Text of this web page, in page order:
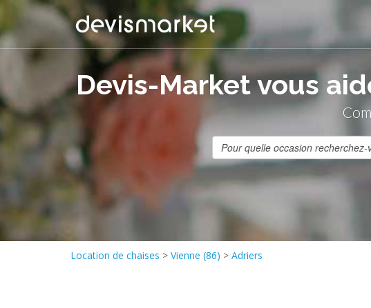
Devis-Market vous
Location de chaises > Vienne (86) > Adriers